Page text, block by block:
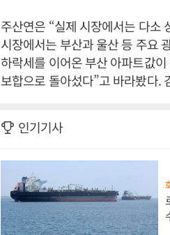
주산연은 “실제 시장에서는 다소
시장에서는 부산과 울산 등 주요
하락세를 이어온 부산 아파트값
보합으로 돌아섰다”고 바라봤다.
인기기사